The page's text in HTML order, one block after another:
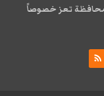
محافظة تعز خصوصاً